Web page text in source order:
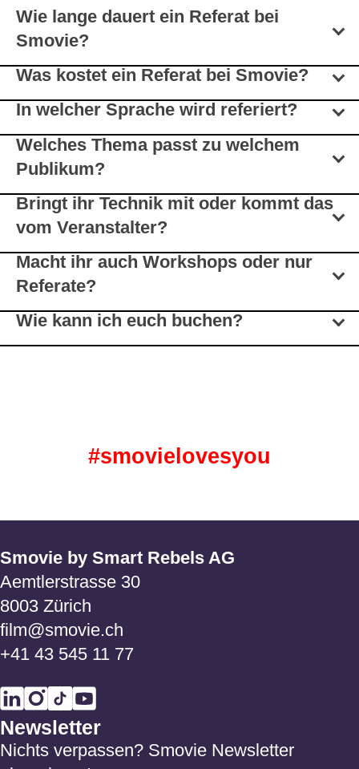
Wie lange dauert ein Referat bei
Smovie?
Was kostet ein Referat bei Smovie?
In welcher Sprache wird referiert?
Welches Thema passt zu welchem
Publikum?
Bringt ihr Technik mit oder kommt das
vom Veranstalter?
Macht ihr auch Workshops oder nur
Referate?
Wie kann ich euch buchen?
#smovielovesyou
Smovie by Smart Rebels AG
Aemtlerstrasse 30
8003 Zürich
film@smovie.ch
+41 43 545 11 77
Newsletter
Nichts verpassen? Smovie Newsletter